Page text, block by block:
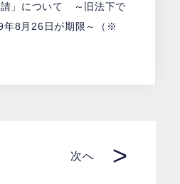
」について ～旧法下で
年8月26日が期限～（※
次へ >